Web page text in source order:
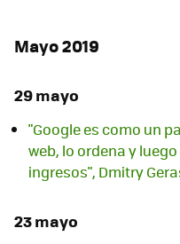
Mayo 2019
29 mayo
"Google es como un
web, lo ordena y
ingresos", Dmitry
23 mayo